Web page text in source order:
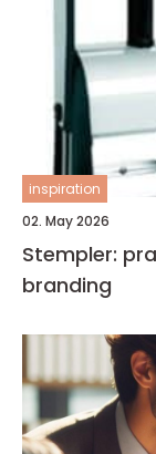
inspiration
02. May 2026
Stempler:
branding